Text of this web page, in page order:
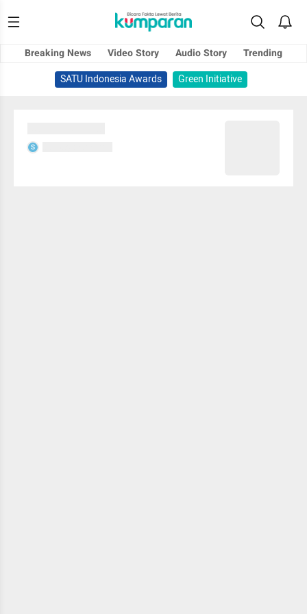
Breaking News Video Story Audio Story
Trending
SATU Indonesia Awards
Green Initiative
S